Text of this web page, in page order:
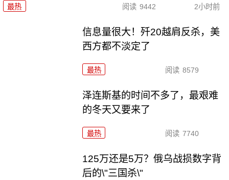
最热 阅读 9442 2小时前
信息量很大！歼20越肩反杀，美
西方都不淡定了
最热 阅读 8579
泽连斯基的时间不多了，最艰难
的冬天又要来了
最热 阅读 7740
125万还是5万？俄乌战损数字背
后的\"三国杀\"